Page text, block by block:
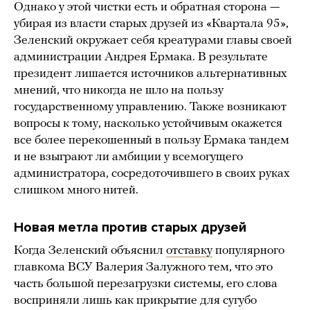
Однако у этой чистки есть и обратная сторона —
убирая из власти старых друзей из «Квартала 95»,
Зеленский окружает себя креатурами главы своей
администрации Андрея Ермака. В результате
президент лишается источников альтернативных
мнений, что никогда не шло на пользу
государственному управлению. Также возникают
вопросы к тому, насколько устойчивым окажется
все более перекошенный в пользу Ермака тандем
и не взыграют ли амбиции у всемогущего
администратора, сосредоточившего в своих руках
слишком много нитей.
Новая метла против старых друзей
Когда Зеленский объяснил отставкупопулярного
главкома ВСУ Валерия Залужного тем, что это
часть большой перезагрузки системы, его слова
восприняли лишь как прикрытие для сугубо